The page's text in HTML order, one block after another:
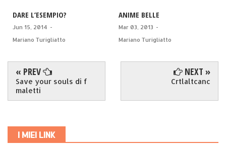
DARE L’ESEMPIO?
Jun 15, 2014 -
Mariano Turigliatto
ANIME BELLE
Mar 03, 2013 -
Mariano Turigliatto
« PREV
Save your souls di f
maletti
NEXT »
Crtlaltcanc
I MIEI LINK